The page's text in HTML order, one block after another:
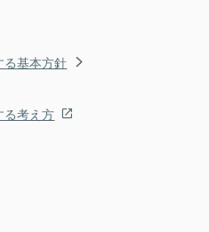
る基本方針
る考え方